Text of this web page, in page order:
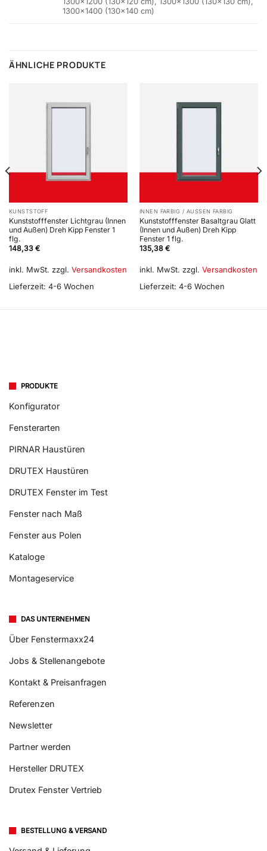
1300×1400 (130×140 cm)
ÄHNLICHE PRODUKTE
KUNSTSTOFF
Kunststofffenster Lichtgrau (Innen
und Außen) Dreh Kipp Fenster 1
flg.
148,33 €
inkl. MwSt. zzgl. Versandkosten
Lieferzeit: 4-6 Wochen
INNEN FARBIG / AUSSEN FARBIG
Kunststofffenster Basaltgrau Glatt
(Innen und Außen) Dreh Kipp
Fenster 1 flg.
135,38 €
inkl. MwSt. zzgl. Versandkosten
Lieferzeit: 4-6 Wochen
PRODUKTE
Konfigurator
Fensterarten
PIRNAR Haustüren
DRUTEX Haustüren
DRUTEX Fenster im Test
Fenster nach Maß
Fenster aus Polen
Kataloge
Montageservice
DAS UNTERNEHMEN
Über Fenstermaxx24
Jobs & Stellenangebote
Kontakt & Preisanfragen
Referenzen
Newsletter
Partner werden
Hersteller DRUTEX
Drutex Fenster Vertrieb
BESTELLUNG & VERSAND